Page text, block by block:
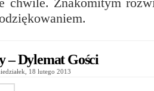
– Dylemat Gości
18 lutego 2013